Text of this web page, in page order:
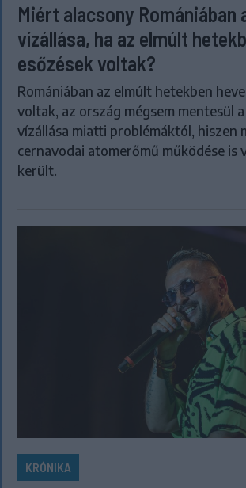
Miért alacsony Romániában
vízállása, ha az elmúlt
esőzések voltak?
Romániában az elmúlt hetekben
voltak, az ország mégsem mentesül
vízállása miatti problémáktól, hiszen
cernavodai atomerőmű működése is
került.
KRÓNIKA